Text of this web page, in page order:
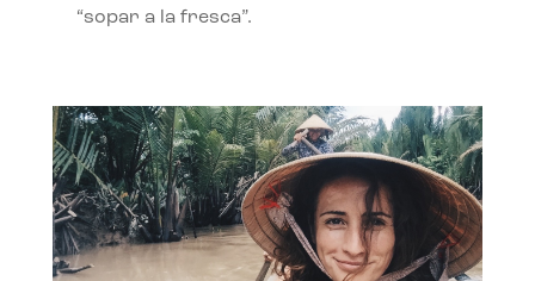
“sopar a la fresca”.